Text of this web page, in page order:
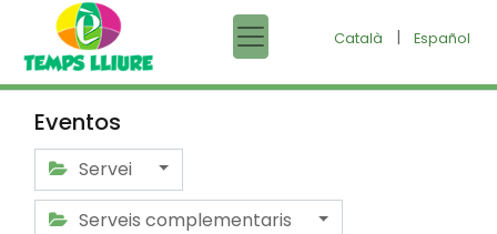
Català | Español
Eventos
Servei
Serveis complementaris